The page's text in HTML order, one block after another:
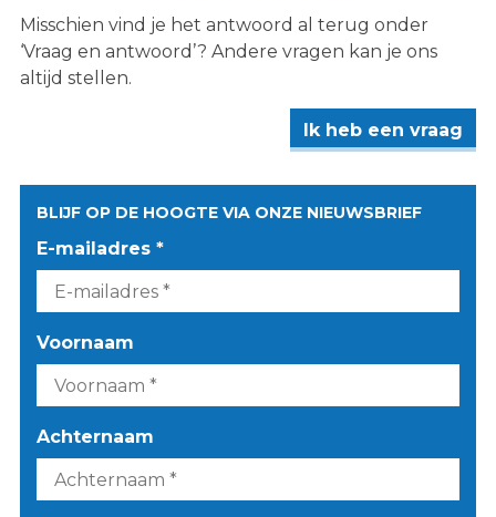
Misschien vind je het antwoord al terug onder
‘Vraag en antwoord’? Andere vragen kan je ons
altijd stellen.
Ik heb een vraag
BLIJF OP DE HOOGTE VIA ONZE NIEUWSBRIEF
E-mailadres *
Voornaam
Achternaam